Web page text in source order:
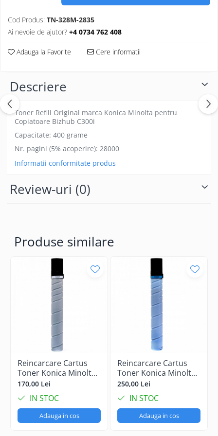
Cod Produs: TN-328M-2835
Ai nevoie de ajutor? +4 0734 762 408
Adauga la Favorite Cere informatii
Descriere
Toner Refill Original marca Konica Minolta pentru
Copiatoare Bizhub C300i
Capacitate: 400 grame
Nr. pagini (5% acoperire): 28000
Informatii conformitate produs
Review-uri (0)
Produse similare
Reincarcare Cartus
Toner Konica Minolta
Bizhub C458 Black
170,00 Lei
IN STOC
Adauga in cos
Reincarcare Cartus
Toner Konica Minolta
Bizhub C458 Cyan
250,00 Lei
IN STOC
Adauga in cos